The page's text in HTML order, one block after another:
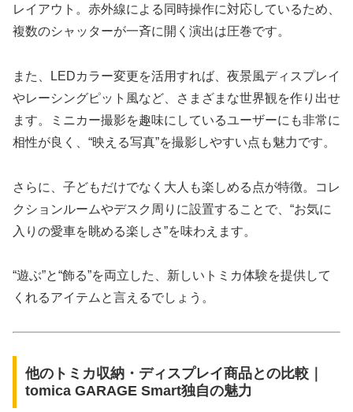
レイアウト。赤外線による同時操作に対応しているため、
複数のシャッターが一斉に開く演出は圧巻です。
また、LEDカラー変更を活用すれば、夜景風ディスプレイ
やレーシングピット風など、さまざまな世界観を作り出せ
ます。ミニカー撮影を趣味にしているユーザーにも非常に
相性が良く、“映える写真”を撮影しやすい点も魅力です。
さらに、子どもだけでなく大人も楽しめる点が特徴。コレ
クションルームやデスク周りに設置することで、“お気に
入りの愛車を眺める楽しさ”を味わえます。
“遊ぶ”と“飾る”を両立した、新しいトミカ体験を提供して
くれるアイテムと言えるでしょう。
他のトミカ収納・ディスプレイ商品との比較｜
tomica GARAGE Smart独自の魅力